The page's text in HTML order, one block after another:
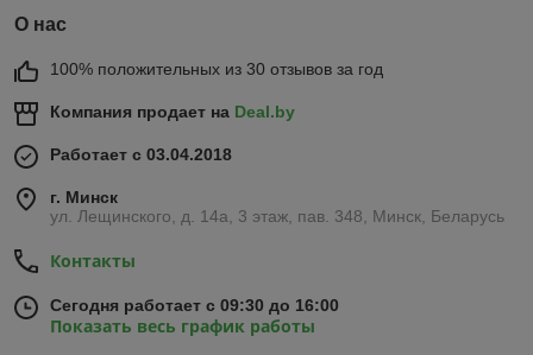
О нас
100% положительных из 30 отзывов за год
Компания продает на Deal.by
Работает с 03.04.2018
г. Минск
ул. Лещинского, д. 14а, 3 этаж, пав. 348, Минск, Беларусь
Контакты
Сегодня работает с 09:30 до 16:00
Показать весь график работы